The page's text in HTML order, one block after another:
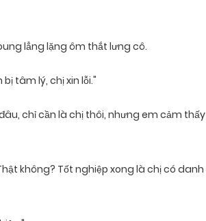
lẳng lặng ôm thắt lưng cô.
tâm lý, chị xin lỗi."
chỉ cần là chị thôi, nhưng em cảm thấy
không? Tốt nghiệp xong là chị có danh